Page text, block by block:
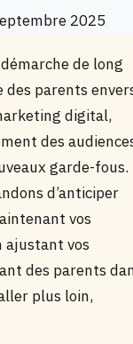
2025
de long
des parents
digital,
des
garde-fous.
d’anticiper
vos
ajustant vos
des parents
plus loin,